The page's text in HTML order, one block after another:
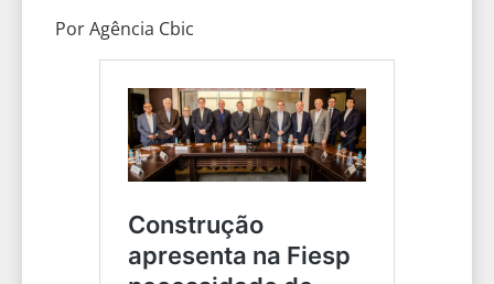
Por Agência Cbic